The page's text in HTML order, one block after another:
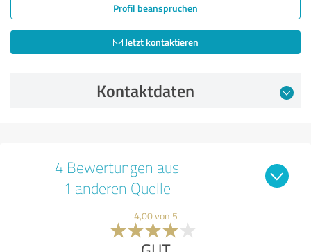
Profil beanspruchen
Jetzt kontaktieren
Kontaktdaten
4 Bewertungen aus
1 anderen Quelle
4,00 von 5